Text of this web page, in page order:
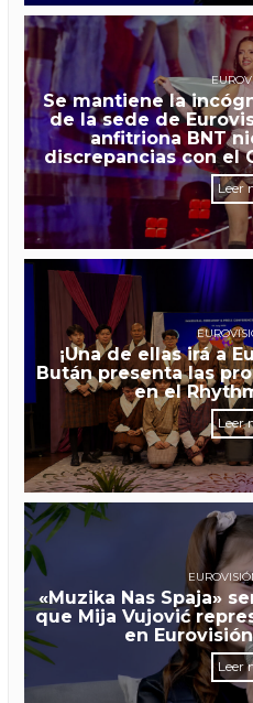
Se mantiene la
de la sede de
anfitriona BNT
discrepancias con el
Leer
¡Una de ellas irá a
Bután presenta las
en el
Leer
«Muzika Nas Spaja»
que Mija Vujović
en
Leer